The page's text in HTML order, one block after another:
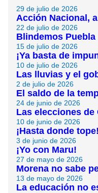
29 de julio de 2026
Acción Nacional,
22 de julio de 2026
Blindemos Puebla
15 de julio de 2026
¡Ya basta de
10 de julio de 2026
Las lluvias y el
2 de julio de 2026
El saldo de la
24 de junio de 2026
Las elecciones
10 de junio de 2026
¡Hasta donde tope!
3 de junio de 2026
¡Yo con Maru!
27 de mayo de 2026
Morena no sabe
13 de mayo de 2026
La educación no